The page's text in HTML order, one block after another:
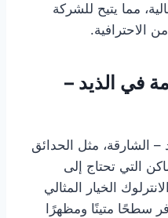
مما يتيح للشركة
الاحترافية.
في الذيد –
– الشارقة، مثل الحدائق
التي تحتاج إلى
الخيار المثالي
سطحًا متينًا ومظهرًا